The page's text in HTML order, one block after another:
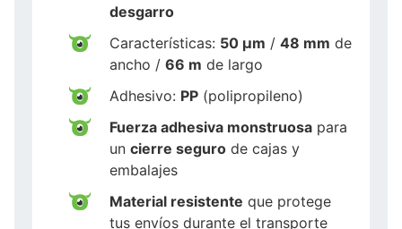
desgarro
Características: 50 µm / 48 mm de
ancho / 66 m de largo
Adhesivo: PP (polipropileno)
Fuerza adhesiva monstruosa para
un cierre seguro de cajas y
embalajes
Material resistente que protege
tus envíos durante el transporte